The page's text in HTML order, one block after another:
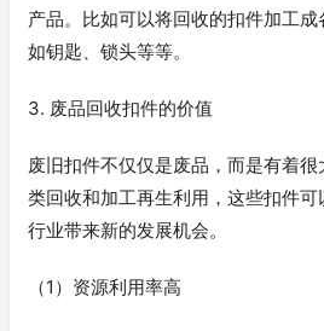
产品。比如可以将回收的扣件加工成
如钥匙、锁头等等。
3. 废品回收扣件的价值
废旧扣件不仅仅是废品，而是有着
类回收和加工再生利用，这些扣件
行业带来新的发展机会。
（1）资源利用率高